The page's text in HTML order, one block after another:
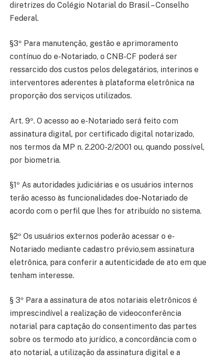
diretrizes do Colégio Notarial do Brasil – Conselho
Federal.
§3º Para manutenção, gestão e aprimoramento
contínuo do e-Notariado, o CNB-CF poderá ser
ressarcido dos custos pelos delegatários, interinos e
interventores aderentes à plataforma eletrônica na
proporção dos serviços utilizados.
Art. 9º. O acesso ao e-Notariado será feito com
assinatura digital, por certificado digital notarizado,
nos termos da MP n. 2.200-2/2001 ou, quando possível,
por biometria.
§1º As autoridades judiciárias e os usuários internos
terão acesso às funcionalidades doe-Notariado de
acordo com o perfil que lhes for atribuído no sistema.
§2º Os usuários externos poderão acessar o e-
Notariado mediante cadastro prévio,sem assinatura
eletrônica, para conferir a autenticidade de ato em que
tenham interesse.
§ 3º Para a assinatura de atos notariais eletrônicos é
imprescindível a realização de videoconferência
notarial para captação do consentimento das partes
sobre os termodo ato jurídico, a concordância com o
ato notarial, a utilização da assinatura digital e a